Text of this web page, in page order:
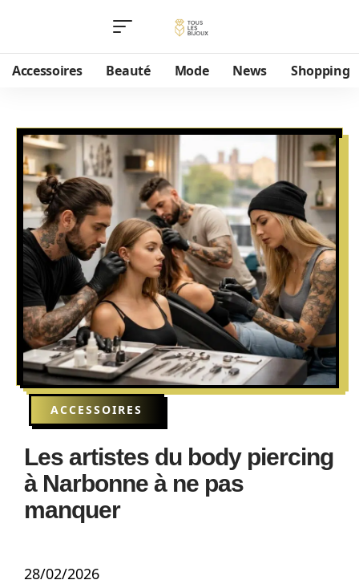
Accessoires Beauté Mode News Shopping
ACCESSOIRES
Les artistes du body piercing
à Narbonne à ne pas
manquer
28/02/2026